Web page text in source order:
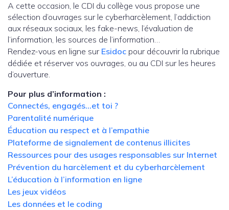
A cette occasion, le CDI du collège vous propose une
sélection d’ouvrages sur le cyberharcèlement, l’addiction
aux réseaux sociaux, les fake-news, l’évaluation de
l’information, les sources de l’information…
Rendez-vous en ligne sur Esidoc pour découvrir la rubrique
dédiée et réserver vos ouvrages, ou au CDI sur les heures
d’ouverture.
Pour plus d’information :
Connectés, engagés…et toi ?
Parentalité numérique
Éducation au respect et à l’empathie
Plateforme de signalement de contenus illicites
Ressources pour des usages responsables sur Internet
Prévention du harcèlement et du cyberharcèlement
L’éducation à l’information en ligne
Les jeux vidéos
Les données et le coding